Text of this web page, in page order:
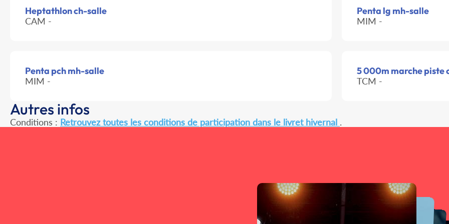
Heptathlon ch-salle
CAM -
Penta lg mh-salle
MIM -
Penta pch mh-salle
MIM -
5 000m marche piste
TCM -
Autres infos
Conditions : Retrouvez toutes les conditions de participation dans le livret hivernal .